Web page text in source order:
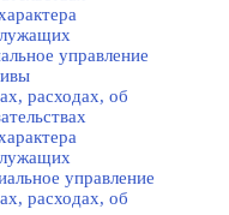
управление
расходах, об
управление
расходах, об